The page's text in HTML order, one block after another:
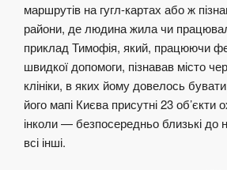
маршрутів на гугл-картах або ж
райони, де людина жила чи
приклад Тимофія, який, працюючи
швидкої допомоги, пізнавав місто
клініки, в яких йому довелось
його мапі Києва присутні 23 об’єкти
інколи — безпосередньо близькі до
всі інші.